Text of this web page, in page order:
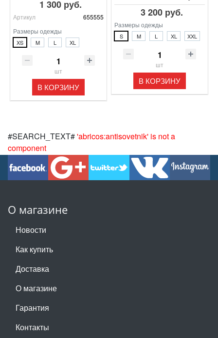
1 300 руб.
Артикул
655555
Размеры одежды
XS M L XL
шт
В КОРЗИНУ
3 200 руб.
Размеры одежды
S M L XL XXL
шт
В КОРЗИНУ
#SEARCH_TEXT#'abricos:antisovetnik' is not a
component
О магазине
Новости
Как купить
Доставка
О магазине
Гарантия
Контакты